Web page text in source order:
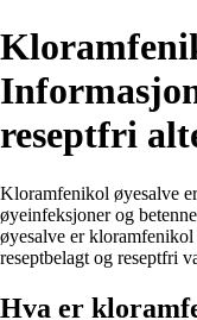
reseptfri
Kloramfenikol øyesalve
øyeinfeksjoner og
øyesalve er kloramfenikol
reseptbelagt og reseptfri
Hva er